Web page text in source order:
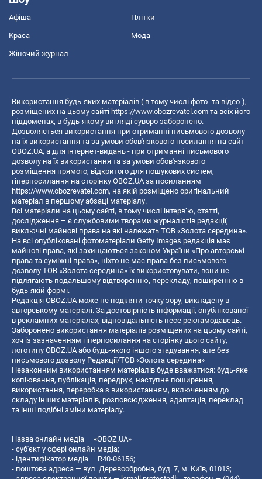
Афіша Плітки
Краса Мода
Жіночий журнал
Використання будь-яких матеріалів ( в тому числі фото- та відео-),
розміщених на цьому сайті https://www.obozrevatel.com та всіх його
піддоменах, в будь-якому вигляді суворо заборонено.
Дозволяється використання при отриманні письмового дозволу
на їх використання та за умови обов'язкового посилання на сайт
OBOZ.UA, а для інтернет-видань - при отриманні письмового
дозволу на їх використання та за умови обов'язкового
розміщення прямого, відкритого для пошукових систем,
гіперпосилання на сторінку OBOZ.UA за посиланням
https://www.obozrevatel.com, на якій розміщено оригінальний
матеріал в першому абзаці матеріалу.
Всі матеріали на цьому сайті, в тому числі інтерв’ю, статті,
дослідження – є службовими творами журналістів редакції,
виключні майнові права на які належать ТОВ «Золота середина».
На всі опубліковані фотоматеріали Getty Images редакція має
майнові права, які захищаються законом України «Про авторські
права та суміжні права», ніхто не має права без письмового
дозволу ТОВ «Золота середина» їх використовувати, вони не
підлягають подальшому відтворенню, перекладу, поширенню в
будь-якій формі.
Редакція OBOZ.UA може не поділяти точку зору, викладену в
авторському матеріалі. За достовірність інформації, опублікованої
в рекламних матеріалах, відповідальність несе рекламодавець.
Заборонено використання матеріалів розміщених на цьому сайті,
хоч із зазначенням гіперпосилання на сторінку цього сайту,
логотипу OBOZ.UA або будь-якого іншого згадування, але без
письмового дозволу Редакції/ТОВ «Золота середина»
Незаконним використанням матеріалів буде вважатися: будь-яке
копiювання, публiкацiя, передрук, наступне поширення,
використання, переробка з використанням, включенням до
складу інших матеріалів, розповсюдження, адаптація, переклад
та інші подібні зміни матеріалу.
Назва онлайн медіа — «OBOZ.UA»
- суб'єкт у сфері онлайн медіа;
- ідентифікатор медіа — R40-06156;
- поштова адреса — вул. Деревообробна, буд. 7, м. Київ, 01013;